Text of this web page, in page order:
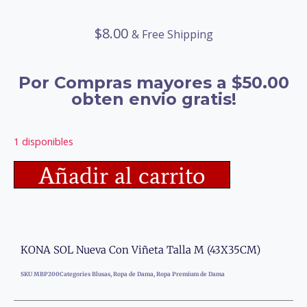
$8.00 & Free Shipping
Por Compras mayores a $50.00
obten envio gratis!
1 disponibles
Añadir al carrito
KONA SOL Nueva Con Viñeta Talla M (43X35CM)
SKU MBP200Categories Blusas, Ropa de Dama, Ropa Premium de Dama